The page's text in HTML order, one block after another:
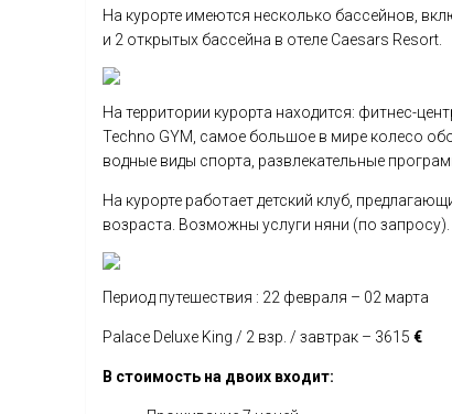
На курорте имеются несколько бассейнов,
и 2 открытых бассейна в отеле Caesars Resort.
На территории курорта находится: фитнес-
Techno GYM, самое большое в мире колесо
водные виды спорта, развлекательные
На курорте работает детский клуб,
возраста. Возможны услуги няни (по запросу).
Период путешествия : 22 февраля – 02 марта
Palace Deluxe King / 2 взр. / завтрак – 3615 €
В стоимость на двоих входит: